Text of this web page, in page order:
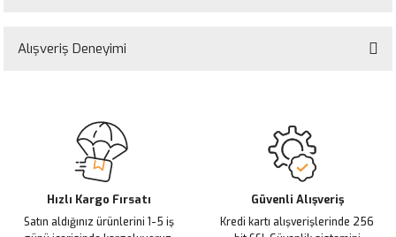
yetersiz gördüğünüz noktaları öneri formunu kullanarak tarafımıza
Ürün resmi kalitesiz, bozuk veya görüntülenemiyor.
Ürün açıklamasında eksik bilgiler bulunuyor.
Ürün bilgilerinde hatalar bulunuyor.
Ürün fiyatı diğer sitelerden daha pahalı.
Bu ürüne benzer farklı alternatifler olmalı.
Alışveriş Deneyimi
Hızlı Kargo Fırsatı
Satın aldığınız ürünlerini 1-5 iş
Güvenli Alışveriş
Kredi kartı alışverişlerinde 256